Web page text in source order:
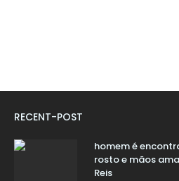
RECENT-POST
homem é
rosto e mãos
Reis